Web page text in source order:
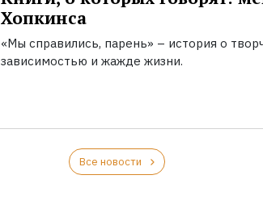
Хопкинса
«Мы справились, парень» – история о
зависимостью и жажде жизни.
Все новости